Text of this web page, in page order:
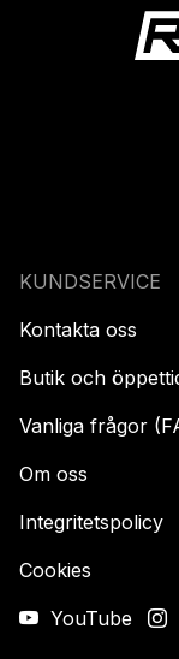
KUNDSERVICE
Kontakta oss
Butik och
Vanliga frågor
Om oss
Integritetspolicy
Cookies
YouTube